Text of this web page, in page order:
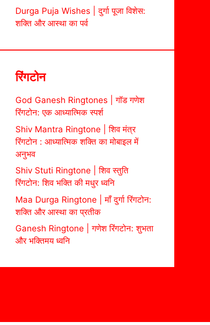
Durga Puja Wishes | दुर्गा पूजा विशेस:
शक्ति और आस्था का पर्व
रिंगटोन
God Ganesh Ringtones | गॉड गणेश
रिंगटोन: एक आध्यात्मिक स्पर्श
Shiv Mantra Ringtone | शिव मंत्र
रिंगटोन : आध्यात्मिक शक्ति का मोबाइल में
अनुभव
Shiv Stuti Ringtone | शिव स्तुति
रिंगटोन: शिव भक्ति की मधुर ध्वनि
Maa Durga Ringtone | माँ दुर्गा रिंगटोन:
शक्ति और आस्था का प्रतीक
Ganesh Ringtone | गणेश रिंगटोन: शुभता
और भक्तिमय ध्वनि